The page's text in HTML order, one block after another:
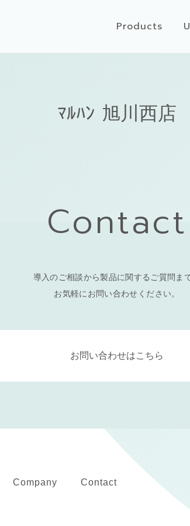
Products
ﾏﾙﾊﾝ 旭川西店
Contact
導入のご相談から製品に関するご質問まで
お気軽にお問い合わせください。
お問い合わせはこちら
Company Contact